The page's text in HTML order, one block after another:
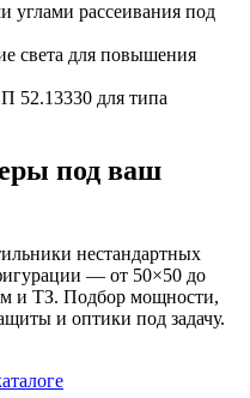
углами рассеивания под
света для повышения
52.13330 для типа
под ваш
нестандартных
— от 50×50 до
и ТЗ. Подбор мощности,
и оптики под задачу.